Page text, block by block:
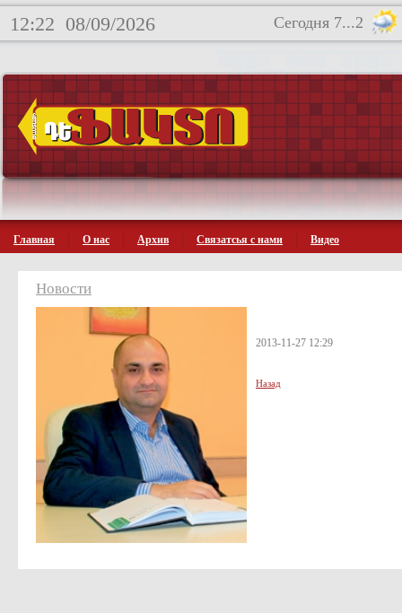
12:22 08/09/2026 Сегодня 7...2
Главная О нас Архив Связатсья с нами Видео
Новости
2013-11-27 12:29
Назад